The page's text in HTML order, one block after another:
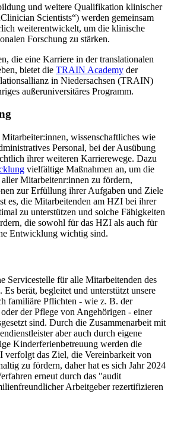
und weitere Qualifikation klinischer
Scientists“) werden gemeinsam
weiterentwickelt, um die klinische
Forschung zu stärken.
die eine Karriere in der translationalen
bietet die TRAIN Academy der
in Niedersachsen (TRAIN)
außeruniversitäres Programm.
wissenschaftliches wie
Personal, bei der Ausübung
ihrer weiteren Karrierewege. Dazu
vielfältige Maßnahmen an, um die
Mitarbeitenr:innen zu fördern,
zur Erfüllung ihrer Aufgaben und Ziele
es, die Mitarbeitenden am HZI bei ihrer
zu unterstützen und solche Fähigkeiten
die sowohl für das HZI als auch für
Entwicklung wichtig sind.
Servicestelle für alle Mitarbeitenden des
berät, begleitet und unterstützt unsere
familiäre Pflichten - wie z. B. der
der Pflege von Angehörigen - einer
sind. Durch die Zusammenarbeit mit
aber auch durch eigene
Kinderferienbetreuung werden die
verfolgt das Ziel, die Vereinbarkeit von
zu fördern, daher hat es sich Jahr 2024
erneut durch das "audit
Arbeitgeber rezertifizieren